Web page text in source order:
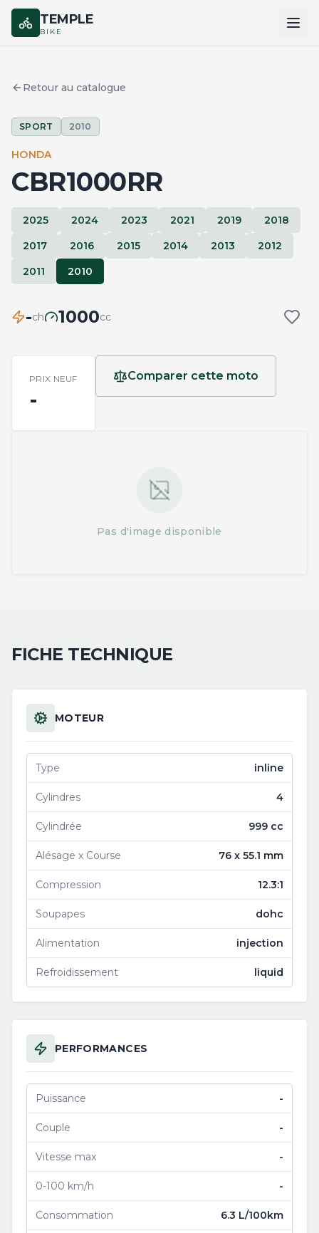
TEMPLE
BIKE
MARQUES
COMPARER
Retour au catalogue
SPORT 2010
HONDA
CBR1000RR
2025 2024 2023 2021 2019
2018
2017
2016 2015 2014 2013
2012
2011
2010
-ch 1000cc
PRIX NEUF
-
Comparer cette moto
Pas d'image disponible
FICHE TECHNIQUE
MOTEUR
Type inline
Cylindres 4
Cylindrée 999 cc
Alésage x Course 76 x 55.1 mm
Compression 12.3:1
Soupapes dohc
Alimentation injection
Refroidissement liquid
PERFORMANCES
Puissance -
Couple -
Vitesse max -
0-100 km/h -
Consommation 6.3 L/100km